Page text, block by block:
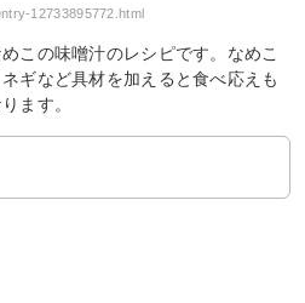
12733895772.html
この味噌汁のレシピです。なめこ
ギなど具材を加えると食べ応えも
ます。